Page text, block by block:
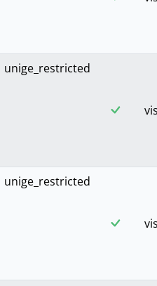
unige_restricted
unige_restricted